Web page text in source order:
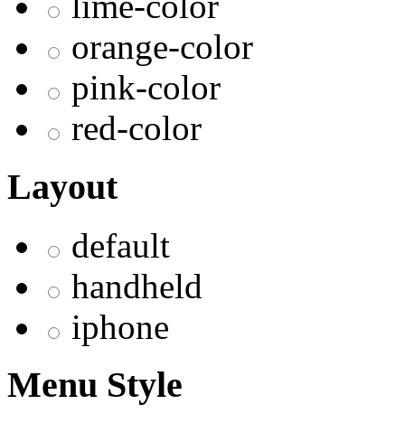
orange-color
pink-color
red-color
Layout
default
handheld
iphone
Menu Style